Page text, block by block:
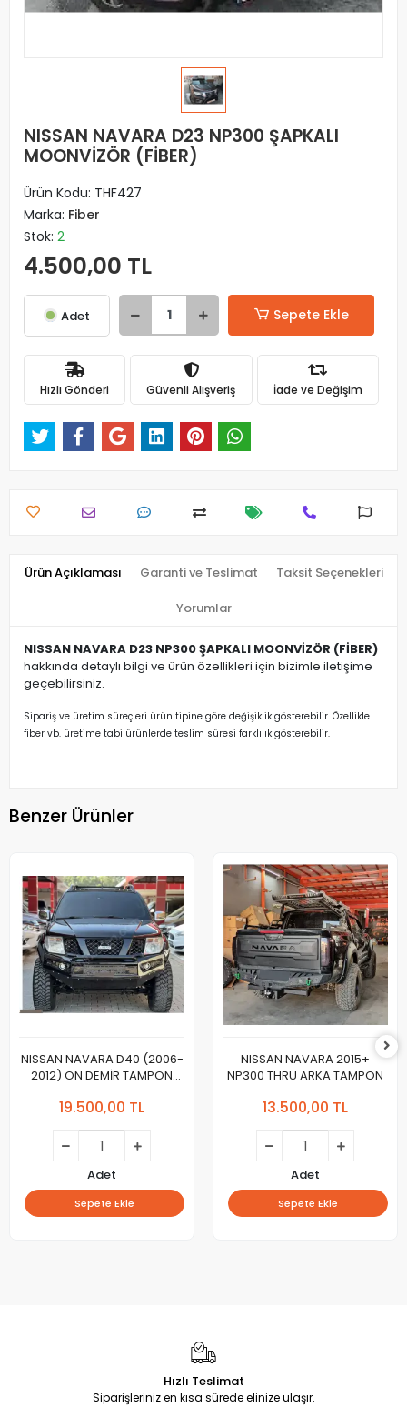
NISSAN NAVARA D23 NP300 ŞAPKALI
MOONVİZÖR (FİBER)
Ürün Kodu: THF427
Marka: Fiber
Stok: 2
4.500,00 TL
Adet Sepete Ekle
Hızlı Gönderi Güvenli Alışveriş İade ve Değişim
Ürün Açıklaması Garanti ve Teslimat Taksit Seçenekleri
Yorumlar
NISSAN NAVARA D23 NP300 ŞAPKALI MOONVİZÖR (FİBER)
hakkında detaylı bilgi ve ürün özellikleri için bizimle iletişime
geçebilirsiniz.
Sipariş ve üretim süreçleri ürün tipine göre değişiklik gösterebilir. Özellikle
fiber vb. üretime tabi ürünlerde teslim süresi farklılık gösterebilir.
Benzer Ürünler
NISSAN NAVARA D40 (2006-
2012) ÖN DEMİR TAMPON
19.500,00 TL
Adet
Sepete Ekle
NISSAN NAVARA 2015+
NP300 THRU ARKA TAMPON
13.500,00 TL
Adet
Sepete Ekle
Hızlı Teslimat
Siparişleriniz en kısa sürede elinize ulaşır.